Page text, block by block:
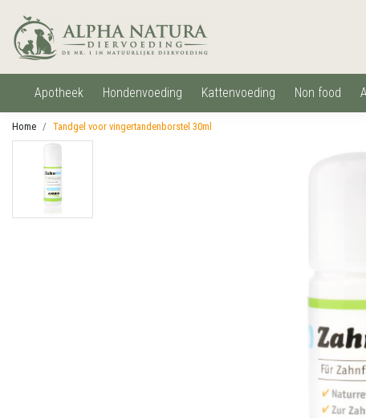
apotheek hondenvoeding kattenvoeding non food
Home Tandgel voor vingertandenborstel 30ml